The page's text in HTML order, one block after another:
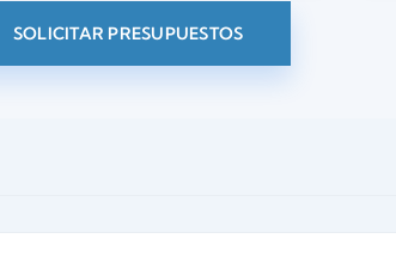
SOLICITAR PRESUPUESTOS